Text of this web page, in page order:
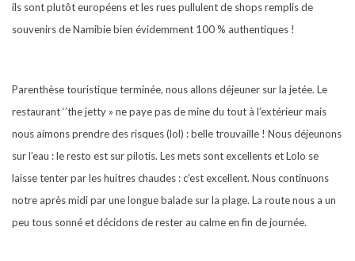
ils sont plutôt européens et les rues pullulent de shops remplis de
souvenirs de Namibie bien évidemment 100 % authentiques !
Parenthèse touristique terminée, nous allons déjeuner sur la jetée. Le
restaurant ‘’the jetty » ne paye pas de mine du tout à l’extérieur mais
nous aimons prendre des risques (lol) : belle trouvaille ! Nous déjeunons
sur l’eau : le resto est sur pilotis. Les mets sont excellents et Lolo se
laisse tenter par les huitres chaudes : c’est excellent. Nous continuons
notre après midi par une longue balade sur la plage. La route nous a un
peu tous sonné et décidons de rester au calme en fin de journée.